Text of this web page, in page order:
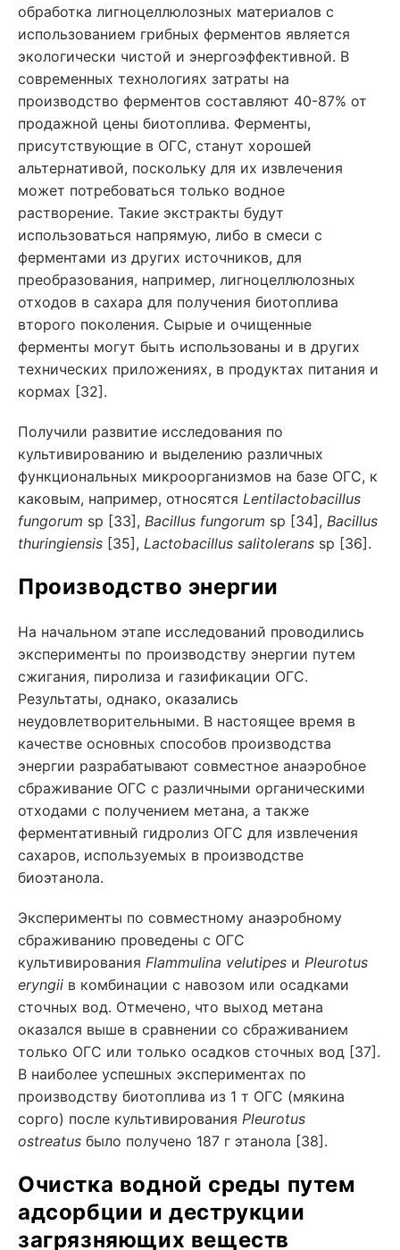
обработка лигноцеллюлозных материалов с
использованием грибных ферментов является
экологически чистой и энергоэффективной. В
современных технологиях затраты на
производство ферментов составляют 40-87% от
продажной цены биотоплива. Ферменты,
присутствующие в ОГС, станут хорошей
альтернативой, поскольку для их извлечения
может потребоваться только водное
растворение. Такие экстракты будут
использоваться напрямую, либо в смеси с
ферментами из других источников, для
преобразования, например, лигноцеллюлозных
отходов в сахара для получения биотоплива
второго поколения. Сырые и очищенные
ферменты могут быть использованы и в других
технических приложениях, в продуктах питания и
кормах [32].
Получили развитие исследования по
культивированию и выделению различных
функциональных микроорганизмов на базе ОГС, к
каковым, например, относятся Lentilactobacillus
fungorum sp [33], Bacillus fungorum sp [34], Bacillus
thuringiensis [35], Lactobacillus salitolerans sp [36].
Производство энергии
На начальном этапе исследований проводились
эксперименты по производству энергии путем
сжигания, пиролиза и газификации ОГС.
Результаты, однако, оказались
неудовлетворительными. В настоящее время в
качестве основных способов производства
энергии разрабатывают совместное анаэробное
сбраживание ОГС с различными органическими
отходами с получением метана, а также
ферментативный гидролиз ОГС для извлечения
сахаров, используемых в производстве
биоэтанола.
Эксперименты по совместному анаэробному
сбраживанию проведены с ОГС
культивирования Flammulina velutipes и Pleurotus
eryngii в комбинации с навозом или осадками
сточных вод. Отмечено, что выход метана
оказался выше в сравнении со сбраживанием
только ОГС или только осадков сточных вод [37].
В наиболее успешных экспериментах по
производству биотоплива из 1 т ОГС (мякина
сорго) после культивирования Pleurotus
ostreatus было получено 187 г этанола [38].
Очистка водной среды путем
адсорбции и деструкции
загрязняющих веществ